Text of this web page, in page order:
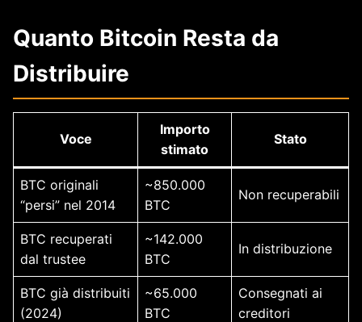
Quanto Bitcoin Resta da
Distribuire
Voce
Importo
stimato
Stato
BTC originali
“persi” nel 2014
~850.000
BTC
Non recuperabili
BTC recuperati
dal trustee
~142.000
BTC
In distribuzione
BTC già distribuiti
(2024)
~65.000
BTC
Consegnati ai
creditori